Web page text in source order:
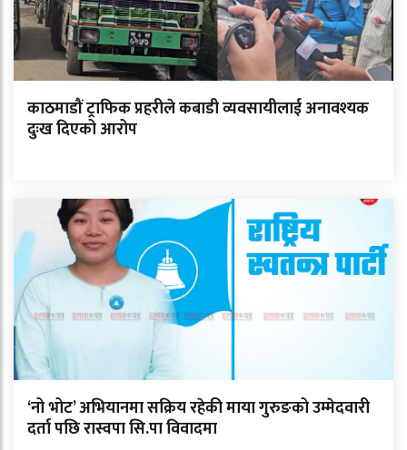
काठमाडौं ट्राफिक प्रहरीले कबाडी व्यवसायीलाई अनावश्यक
दुःख दिएको आरोप
‘नो भोट’ अभियानमा सक्रिय रहेकी माया गुरुङको उम्मेदवारी
दर्ता पछि रास्वपा सि.पा विवादमा